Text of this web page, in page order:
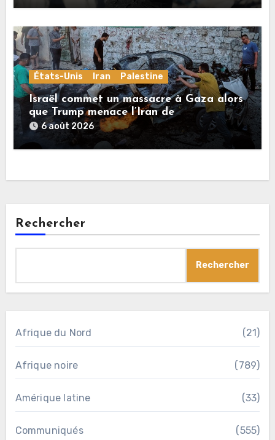
États-Unis Iran Palestine
Israël commet un massacre à Gaza alors
que Trump menace l’Iran de
«décapitation»
6 août 2026
Rechercher
Rechercher
Afrique du Nord (21)
Afrique noire (789)
Amérique latine (33)
Communiqués (555)